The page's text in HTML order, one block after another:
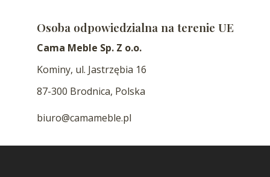
Osoba odpowiedzialna na terenie UE
Cama Meble Sp. Z o.o.
Kominy, ul. Jastrzębia 16
87-300 Brodnica, Polska
biuro@camameble.pl